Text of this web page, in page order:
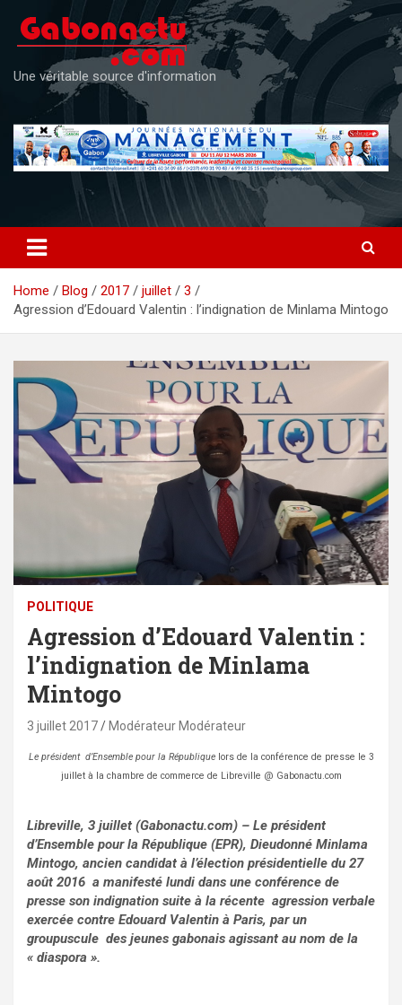
content
Une véritable source d'information
Home Blog 2017 juillet
3
Agression d’Edouard Valentin : l’indignation de Minlama Mintogo
POLITIQUE
Agression d’Edouard Valentin :
l’indignation de Minlama
Mintogo
3 juillet 2017 Modérateur Modérateur
Le président d’Ensemble pour la Républiquelors de la conférence de presse le 3
juillet à la chambre de commerce de Libreville @ Gabonactu.com
Libreville, 3 juillet (Gabonactu.com) – Le président
d’Ensemble pour la République (EPR), Dieudonné Minlama
Mintogo, ancien candidat à l’élection présidentielle du 27
août 2016 a manifesté lundi dans une conférence de
presse son indignation suite à la récente agression verbale
exercée contre Edouard Valentin à Paris, par un
groupuscule des jeunes gabonais agissant au nom de la
« diaspora ».